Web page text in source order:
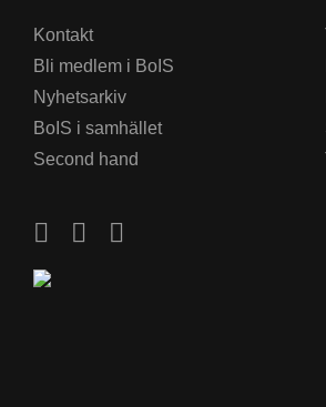
Kontakt
Bli medlem i BoIS
Nyhetsarkiv
BoIS i samhället
Second hand